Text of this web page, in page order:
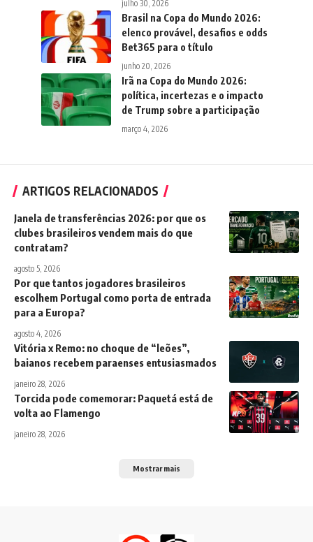
julho 30, 2026
Brasil na Copa do Mundo 2026:
elenco provável, desafios e odds
Bet365 para o título
junho 20, 2026
Irã na Copa do Mundo 2026:
política, incertezas e o impacto
de Trump sobre a participação
março 4, 2026
ARTIGOS RELACIONADOS
Janela de transferências 2026: por que os
clubes brasileiros vendem mais do que
contratam?
agosto 5, 2026
Por que tantos jogadores brasileiros
escolhem Portugal como porta de entrada
para a Europa?
agosto 4, 2026
Vitória x Remo: no choque de “leões”,
baianos recebem paraenses entusiasmados
janeiro 28, 2026
Torcida pode comemorar: Paquetá está de
volta ao Flamengo
janeiro 28, 2026
Mostrar mais